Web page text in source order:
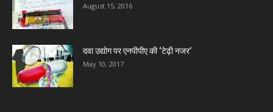
Zumentes Healthcare
Digital Vision
August 15, 2016
दवा उद्योग पर एनपीपीए की ‘टेढ़ी नजर’
May 10, 2017